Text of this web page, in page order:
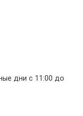
дни с 11:00 до